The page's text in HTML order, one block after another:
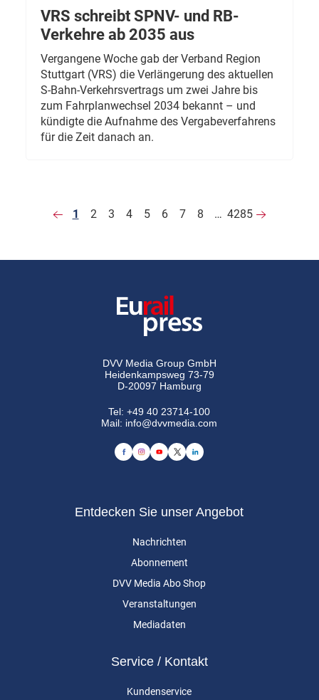
VRS schreibt SPNV- und RB-
Verkehre ab 2035 aus
Vergangene Woche gab der Verband Region
Stuttgart (VRS) die Verlängerung des aktuellen
S-Bahn-Verkehrsvertrags um zwei Jahre bis
zum Fahrplanwechsel 2034 bekannt – und
kündigte die Aufnahme des Vergabeverfahrens
für die Zeit danach an.
1 2 3 4 5 6 7 8 … 4285
DVV Media Group GmbH
Heidenkampsweg 73-79
D-20097 Hamburg
Tel:+49 40 23714-100
Mail: info@dvvmedia.com
Entdecken Sie unser Angebot
Nachrichten
Abonnement
DVV Media Abo Shop
Veranstaltungen
Mediadaten
Service / Kontakt
Kundenservice